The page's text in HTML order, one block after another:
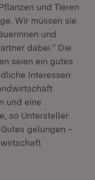
und Tieren
Wir müssen sie
und
dabei.“ Die
seien ein gutes
Interessen
und eine
so Untersteller.
gelungen –